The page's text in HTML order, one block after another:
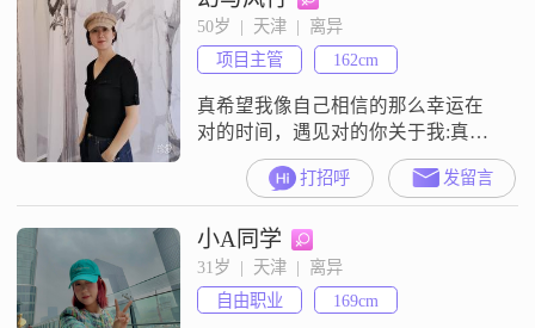
50岁  |  天津  |  离异
项目主管
162cm
真希望我像自己相信的那么幸运在
对的时间，遇见对的你关于我:真诚
善良，身心健康，无不良嗜好，热
爱生活、工作稳定，资料真实茫茫
人海，希望遇见的你:身心健康，好
人品，有责任心，阳光积极，有一
定经济基础，诚意脱单爱是点滴经
营，珍惜当下希望我们的遇见，能
双向奔赴彼此关爱，找到心的归
打招呼 发留言
小A同学
31岁  |  天津  |  离异
自由职业
169cm